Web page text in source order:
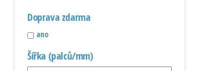
Doprava zdarma
ano
Šířka (palců/mm)